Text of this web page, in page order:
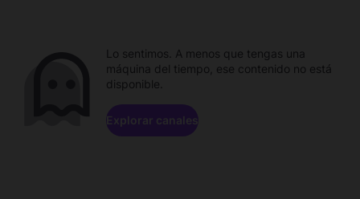
Lo sentimos. A menos que tengas una
máquina del tiempo, ese contenido no está
disponible.
Explorar canales